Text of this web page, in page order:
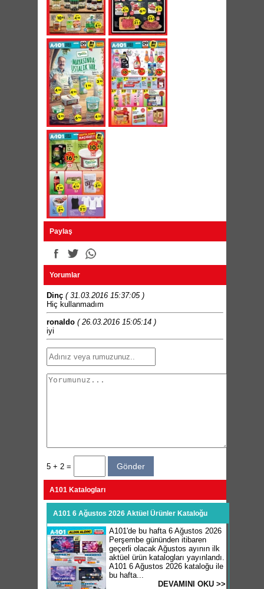
Paylaş
Yorumlar
Dinç ( 31.03.2016 15:37:05 )
Hiç kullanmadım
ronaldo ( 26.03.2016 15:05:14 )
iyi
5 + 2 =
A101 Katalogları
A101 6 Ağustos 2026 Aktüel Ürünler Kataloğu
A101'de bu hafta 6 Ağustos 2026
Perşembe gününden itibaren
geçerli olacak Ağustos ayının ilk
aktüel ürün katalogları yayınlandı.
A101 6 Ağustos 2026 kataloğu ile
bu hafta...
DEVAMINI OKU >>